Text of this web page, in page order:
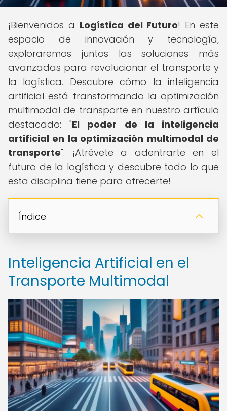
¡Bienvenidos a Logística del Futuro! En este
espacio de innovación y tecnología,
exploraremos juntos las soluciones más
avanzadas para revolucionar el transporte y
la logística. Descubre cómo la inteligencia
artificial está transformando la optimización
multimodal de transporte en nuestro artículo
destacado: "El poder de la inteligencia
artificial en la optimización multimodal de
transporte". ¡Atrévete a adentrarte en el
futuro de la logística y descubre todo lo que
esta disciplina tiene para ofrecerte!
Índice
Inteligencia Artificial en el
Transporte Multimodal